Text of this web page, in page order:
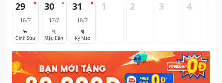
29
16/7
🐂
Đinh Sửu
30
17/7
🐅
Mậu Dần
31
18/7
🐈
Kỷ Mão
1 2 3 4